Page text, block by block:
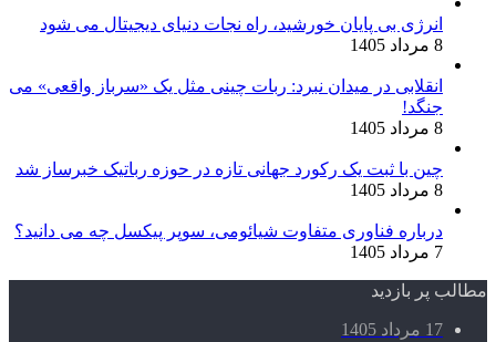
انرژی بی‌ پایان خورشید، راه نجات دنیای دیجیتال می شود
8 مرداد 1405
انقلابی در میدان نبرد: ربات چینی مثل یک «سرباز واقعی» می‌
جنگد!
8 مرداد 1405
چین با ثبت یک رکورد جهانی تازه در حوزه رباتیک خبرساز شد
8 مرداد 1405
درباره فناوری متفاوت شیائومی، سوپر پیکسل چه می دانید؟
7 مرداد 1405
مطالب پر بازدید
17 مرداد 1405